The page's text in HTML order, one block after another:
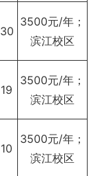
30
3500元/年；
滨江校区
19
3500元/年；
滨江校区
10
3500元/年；
滨江校区